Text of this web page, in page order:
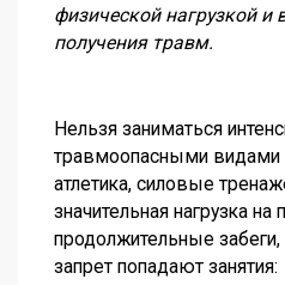
физической нагрузкой и
получения травм.
Нельзя заниматься
травмоопасными видами
атлетика, силовые
значительная нагрузка на
продолжительные
запрет попадают занятия: